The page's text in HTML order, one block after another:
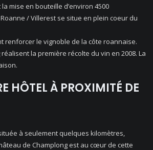
mise en bouteille d’environ 4500
/ Villerest se situe en plein coeur du
renforcer le vignoble de la côte roannaise.
la première récolte du vin en 2008. La
HÔTEL À PROXIMITÉ DE
à seulement quelques kilomètres,
de Champlong est au cœur de cette